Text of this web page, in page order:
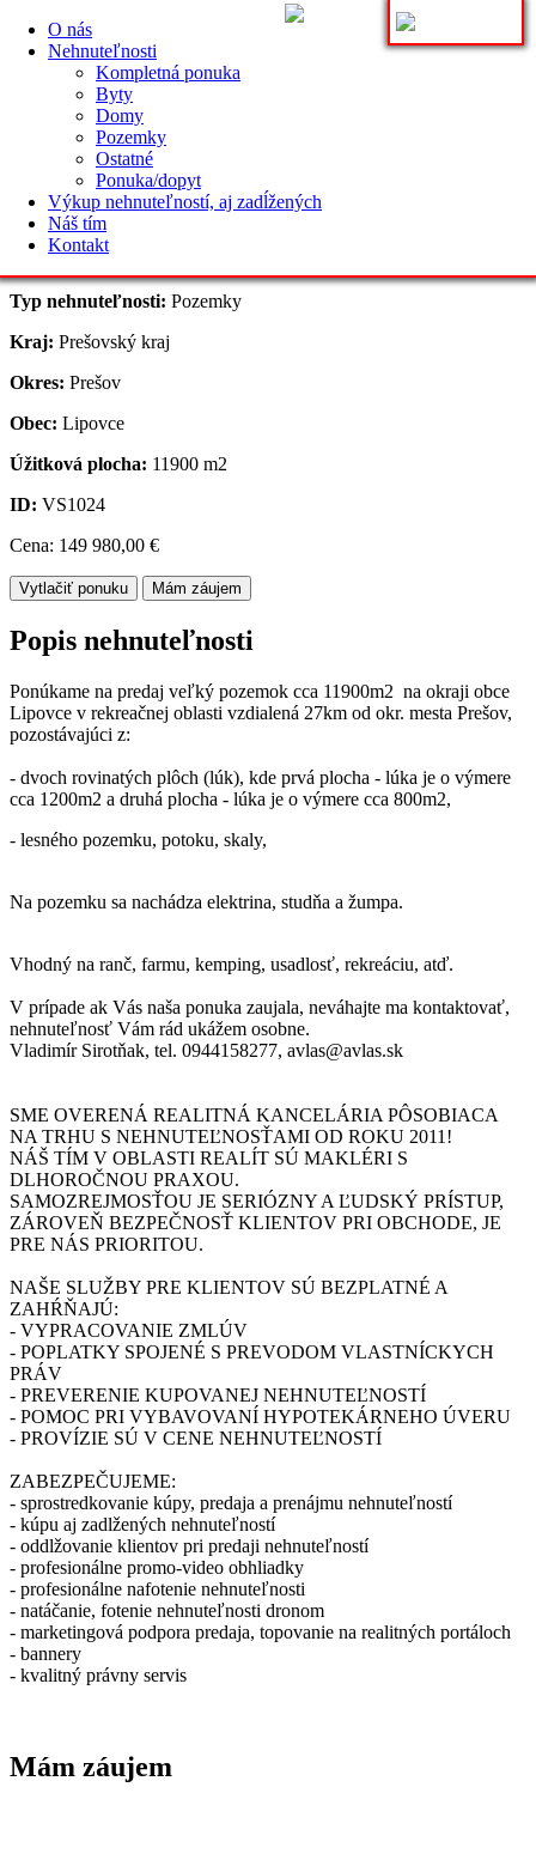
O nás
Nehnuteľnosti
Kompletná ponuka
Byty
Domy
Pozemky
Ostatné
Ponuka/dopyt
Výkup nehnuteľností, aj zadĺžených
Náš tím
Kontakt
Ponúkame na predaj veľký
pozemok na okraji obce
Lipovce.
Adresa inzerátu: http://www.avlas.sk/sk/nehnutelnosti?
fltr%5Bw_advrt_id%5D=316
Typ inzerátu:
Typ nehnuteľnosti: Pozemky
Kraj: Prešovský kraj
Okres: Prešov
Obec: Lipovce
Úžitková plocha: 11900 m2
ID: VS1024
Cena: 149 980,00 €
Vytlačiť ponuku Mám záujem
Popis nehnuteľnosti
Ponúkame na predaj veľký pozemok cca 11900m2 na okraji obce
Lipovce v rekreačnej oblasti vzdialená 27km od okr. mesta Prešov,
pozostávajúci z:
- dvoch rovinatých plôch (lúk), kde prvá plocha - lúka je o výmere
cca 1200m2 a druhá plocha - lúka je o výmere cca 800m2,
- lesného pozemku, potoku, skaly,
Na pozemku sa nachádza elektrina, studňa a žumpa.
Vhodný na ranč, farmu, kemping, usadlosť, rekreáciu, atď.
V prípade ak Vás naša ponuka zaujala, neváhajte ma kontaktovať,
nehnuteľnosť Vám rád ukážem osobne.
Vladimír Sirotňak, tel. 0944158277, avlas@avlas.sk
SME OVERENÁ REALITNÁ KANCELÁRIA PÔSOBIACA
NA TRHU S NEHNUTEĽNOSŤAMI OD ROKU 2011!
NÁŠ TÍM V OBLASTI REALÍT SÚ MAKLÉRI S
DLHOROČNOU PRAXOU.
SAMOZREJMOSŤOU JE SERIÓZNY A ĽUDSKÝ PRÍSTUP,
ZÁROVEŇ BEZPEČNOSŤ KLIENTOV PRI OBCHODE, JE
PRE NÁS PRIORITOU.
NAŠE SLUŽBY PRE KLIENTOV SÚ BEZPLATNÉ A
ZAHŔŇAJÚ:
- VYPRACOVANIE ZMLÚV
- POPLATKY SPOJENÉ S PREVODOM VLASTNÍCKYCH
PRÁV
- PREVERENIE KUPOVANEJ NEHNUTEĽNOSTÍ
- POMOC PRI VYBAVOVANÍ HYPOTEKÁRNEHO ÚVERU
- PROVÍZIE SÚ V CENE NEHNUTEĽNOSTÍ
ZABEZPEČUJEME:
- sprostredkovanie kúpy, predaja a prenájmu nehnuteľností
- kúpu aj zadlžených nehnuteľností
- oddlžovanie klientov pri predaji nehnuteľností
- profesionálne promo-video obhliadky
- profesionálne nafotenie nehnuteľnosti
- natáčanie, fotenie nehnuteľnosti dronom
- marketingová podpora predaja, topovanie na realitných portáloch
- bannery
- kvalitný právny servis
Mám záujem